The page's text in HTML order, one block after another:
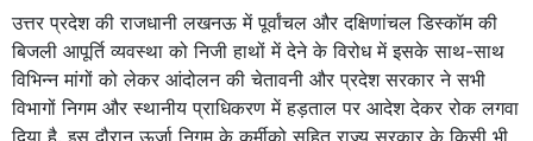
उत्तर प्रदेश की राजधानी लखनऊ में पूर्वांचल और दक्षिणांचल डिस्कॉम की
बिजली आपूर्ति व्यवस्था को निजी हाथों में देने के विरोध में इसके साथ-साथ
विभिन्न मांगों को लेकर आंदोलन की चेतावनी और प्रदेश सरकार ने सभी
विभागों निगम और स्थानीय प्राधिकरण में हड़ताल पर आदेश देकर रोक लगवा
दिया है. इस दौरान ऊर्जा निगम के कर्मीको सहित राज्य सरकार के किसी भी